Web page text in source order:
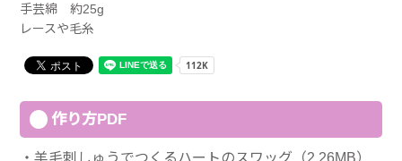
手芸綿 約25g
レースや毛糸
作り方PDF
羊毛刺しゅうでつくるハートのスワッグ（2.26MB）